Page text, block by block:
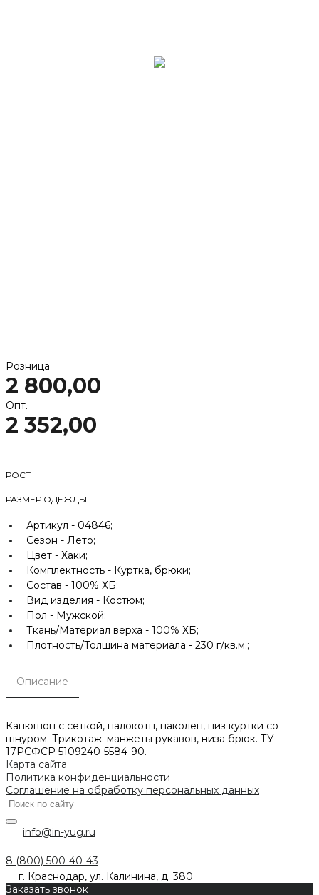
Розница
2 800,00
Опт.
2 352,00
РОСТ
РАЗМЕР ОДЕЖДЫ
Артикул - 04846;
Сезон - Лето;
Цвет - Хаки;
Комплектность - Куртка, брюки;
Состав - 100% ХБ;
Вид изделия - Костюм;
Пол - Мужской;
Ткань/Материал верха - 100% ХБ;
Плотность/Толщина материала - 230 г/кв.м.;
Описание
Капюшон с сеткой, налокотн, наколен, низ куртки со
шнуром. Трикотаж. манжеты рукавов, низа брюк. ТУ
17РСФСР 5109240-5584-90.
Карта сайта
Политика конфиденциальности
Соглашение на обработку персональных данных
info@in-yug.ru
8 (800) 500-40-43
г. Краснодар, ул. Калинина, д. 380
Заказать звонок